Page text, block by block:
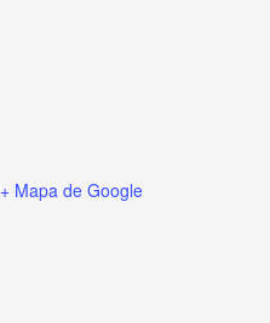
+ Mapa de Google